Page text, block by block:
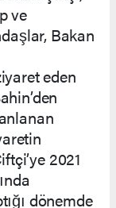
ve
Bakan
eden
2021
dönemde